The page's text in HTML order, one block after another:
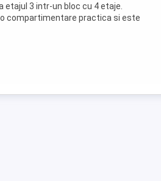
etajul 3 intr-un bloc cu 4 etaje.
compartimentare practica si este